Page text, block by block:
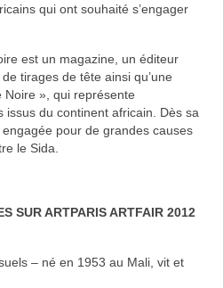
qui ont souhaité s’engager
est un magazine, un éditeur
tirages de tête ainsi qu’une
», qui représente
issus du continent africain. Dès sa
pour de grandes causes
le Sida.
SUR ARTPARIS ARTFAIR 2012
– né en 1953 au Mali, vit et